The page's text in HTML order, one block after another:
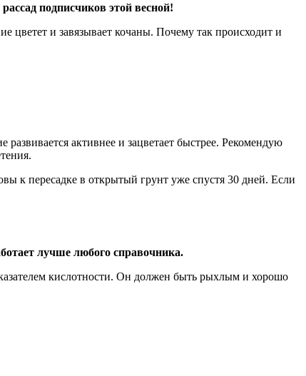
подписчиков этой весной!
цветет и завязывает кочаны. Почему так происходит и
активнее и зацветает быстрее. Рекомендую
к пересадке в открытый грунт уже спустя 30 дней. Если
лучше любого справочника.
кислотности. Он должен быть рыхлым и хорошо